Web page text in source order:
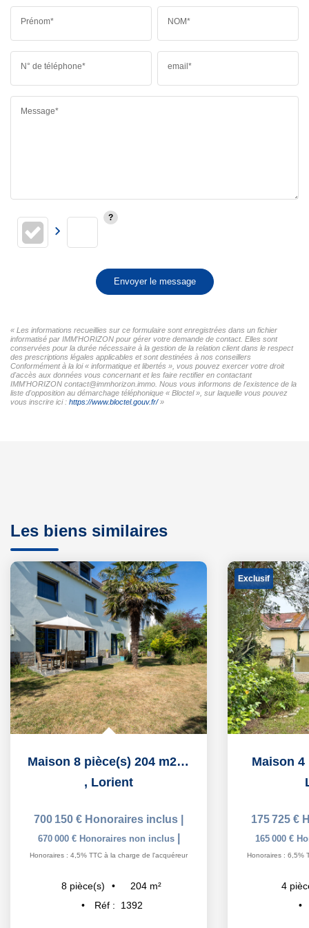
Prénom* NOM*
N° de téléphone* email*
Message*
Envoyer le message
« Les informations recueillies sur ce formulaire sont enregistrées dans un fichier
informatisé par IMM'HORIZON pour gérer votre demande de contact. Elles sont
conservées pour la durée nécessaire à la gestion de la relation client dans le respect
des prescriptions légales applicables et sont destinées à nos conseillers
Conformément à la loi « informatique et libertés », vous pouvez exercer votre droit
d'accès aux données vous concernant et les faire rectifier en contactant
IMM'HORIZON contact@immhorizon.immo. Nous vous informons de l'existence de la
liste d'opposition au démarchage téléphonique « Bloctel », sur laquelle vous pouvez
vous inscrire ici : https://www.bloctel.gouv.fr/»
Les biens similaires
Maison 8 pièce(s) 204 m2 NOUVELLE VILLE
, Lorient
700 150 € Honoraires inclus
670 000 € Honoraires non inclus
Honoraires : 4,5% TTC à la charge de l'acquéreur
8 pièce(s) 204 m²
Réf :
1392
Exclusif
Maison 4
175 725 €
165 000 €
Honoraires : 6,5%
4